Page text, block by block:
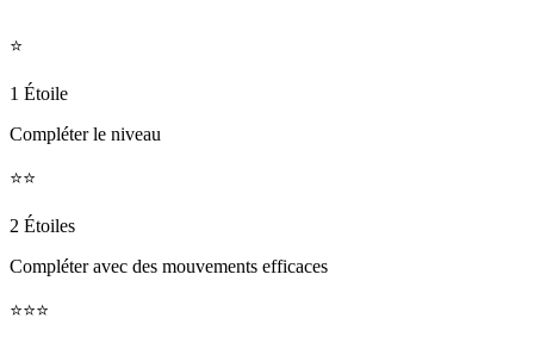
⭐
1 Étoile
Compléter le niveau
⭐⭐
2 Étoiles
Compléter avec des mouvements efficaces
⭐⭐⭐